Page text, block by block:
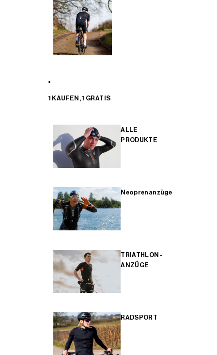
1 KAUFEN, 1 GRATIS
ALLE
PRODUKTE
Neoprenanzüge
TRIATHLON-
ANZÜGE
RADSPORT